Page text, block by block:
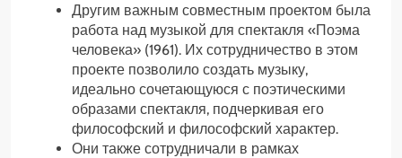
Другим важным совместным проектом была
работа над музыкой для спектакля «Поэма
человека» (1961). Их сотрудничество в этом
проекте позволило создать музыку,
идеально сочетающуюся с поэтическими
образами спектакля, подчеркивая его
философский и философский характер.
Они также сотрудничали в рамках